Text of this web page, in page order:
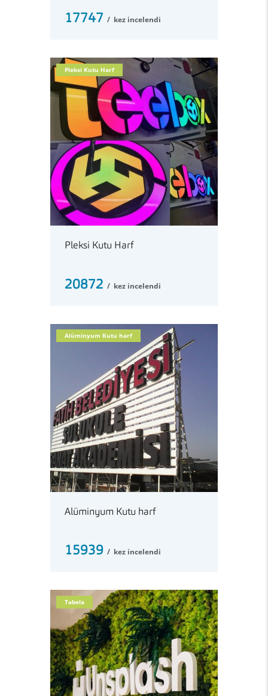
17747 kez incelendi
Pleksi Kutu Harf
Pleksi Kutu Harf
20872 kez incelendi
Alüminyum Kutu harf
Alüminyum Kutu harf
15939 kez incelendi
Tabela